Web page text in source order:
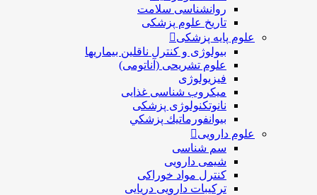
روانشناسی سلامت
تاریخ علوم پزشکی
علوم پایه پزشکی
بیولوژی و کنترل ناقلین بیماریها
علوم تشریحی (آناتومی)
فیزیولوژی
ميكروب شناسی غذایی
نانوتکنولوژی پزشکی
بيوانفورماتيك پزشكي
علوم دارویی
سم شناسی
شیمی دارویی
کنترل مواد خوراکی
ترکیبات دارویی دریایی